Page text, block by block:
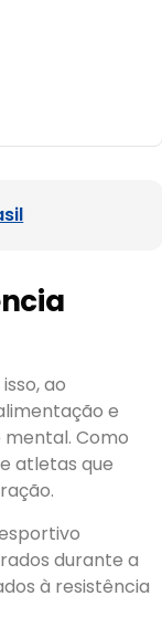
ao
e
Como
atletas que
durante a
à resistência